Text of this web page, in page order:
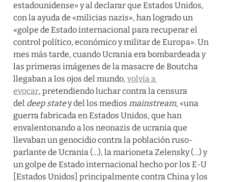
estadounidense» y al declarar que Estados Unidos,
con la ayuda de «milicias nazis», han logrado un
«golpe de Estado internacional para recuperar el
control político, económico y militar de Europa». Un
mes más tarde, cuando Ucrania era bombardeada y
las primeras imágenes de la masacre de Boutcha
llegaban a los ojos del mundo, volvía a
evocar, pretendiendo luchar contra la censura
del deep state y del los medios mainstream, «una
guerra fabricada en Estados Unidos, que han
envalentonando a los neonazis de ucrania que
llevaban un genocidio contra la población ruso-
parlante de Ucrania (…), la marioneta Zelensky (…) y
un golpe de Estado internacional hecho por los E-U
[Estados Unidos] principalmente contra China y los